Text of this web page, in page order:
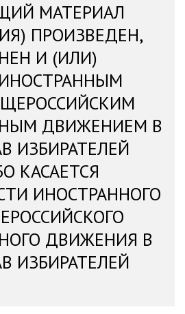
МАТЕРИАЛ
ПРОИЗВЕДЕН,
И (ИЛИ)
ДВИЖЕНИЕМ В
ИЗБИРАТЕЛЕЙ
КАСАЕТСЯ
ИНОСТРАННОГО
ДВИЖЕНИЯ В
ИЗБИРАТЕЛЕЙ